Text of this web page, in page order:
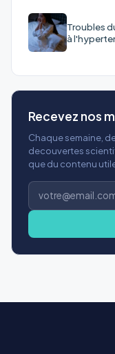
Troubles
à
Recevez nos
Chaque semaine,
decouvertes
que du contenu
Adresse
e-